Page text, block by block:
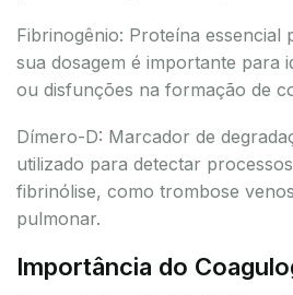
Fibrinogênio: Proteína essencial
sua dosagem é importante para
ou disfunções na formação de
Dímero-D: Marcador de
utilizado para detectar
fibrinólise, como trombose
pulmonar.
Importância do